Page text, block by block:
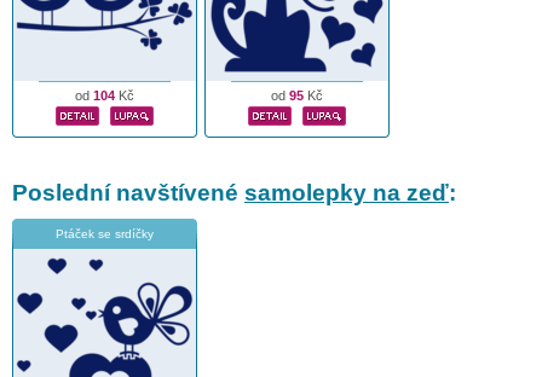
od 104 Kč od 95 Kč
Poslední navštívené samolepky na zeď:
Ptáček se srdíčky